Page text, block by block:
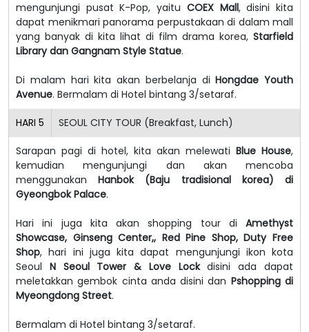
mengunjungi pusat K-Pop, yaitu COEX Mall, disini kita
dapat menikmari panorama perpustakaan di dalam mall
yang banyak di kita lihat di film drama korea, Starfield
Library dan Gangnam Style Statue.
Di malam hari kita akan berbelanja diHongdae Youth
Avenue. Bermalam di Hotel bintang 3/setaraf.
HARI 5 SEOUL CITY TOUR (Breakfast, Lunch)
Sarapan pagi di hotel, kita akan melewati Blue House,
kemudian mengunjungi dan akan mencoba
menggunakanHanbok (Baju tradisional korea) di
Gyeongbok Palace.
Hari ini juga kita akan shopping tour di Amethyst
Showcase, Ginseng Center,, Red Pine Shop, Duty Free
Shop, hari ini juga kita dapat mengunjungi ikon kota
Seoul N Seoul Tower & Love Lockdisini ada dapat
meletakkan gembok cinta anda disini dan Pshopping di
Myeongdong Street.
Bermalam di Hotel bintang 3/setaraf.